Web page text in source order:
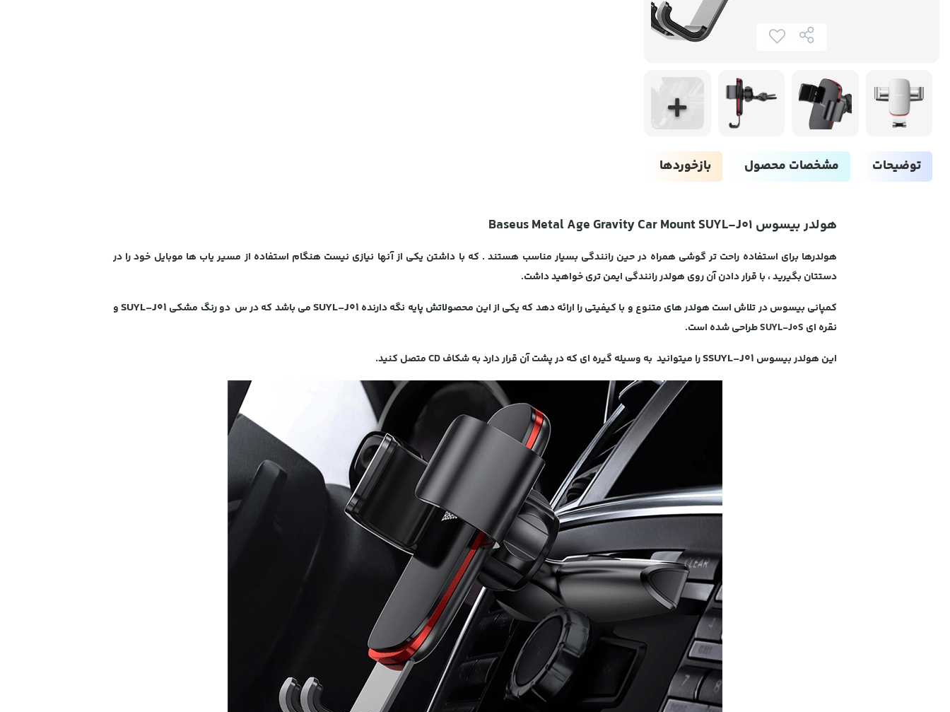
توضیحات مشخصات محصول بازخوردها
هولدر بیسوس Baseus Metal Age Gravity Car Mount SUYL-J01
هولدرها برای استفاده راحت تر گوشی همراه در حین رانندگی بسیار مناسب هستند . که با داشتن یکی از آنها نیازی نیست هنگام استفاده از مسیر یاب ها موبایل خود را در
دستتان بگیرید ، با قرار دادن آن روی هولدر رانندگی ایمن تری خواهید داشت.
کمپانی بیسوس در تلاش است هولدر های متنوع و با کیفیتی را ارائه دهد که یکی از این محصولاتش پایه نگه دارنده SUYL-J01می باشد که در س دو رنگ مشکی SUYL-J01و
نقره ای SUYL-J0S طراحی شده است.
این هولدر بیسوس
SSUYL-J01 را میتوانید به وسیله گیره ای که در پشت آن قرار دارد به شکاف CD متصل کنید.